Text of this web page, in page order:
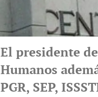
El presidente
Humanos
PGR, SEP,